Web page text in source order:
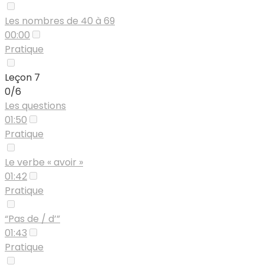
Les nombres de 40 à 69
00:00
Pratique
Leçon 7
0/6
Les questions
01:50
Pratique
Le verbe « avoir »
01:42
Pratique
“Pas de / d’”
01:43
Pratique